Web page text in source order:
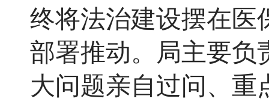
终将法治建设摆在医
部署推动。局主要负
大问题亲自过问、重